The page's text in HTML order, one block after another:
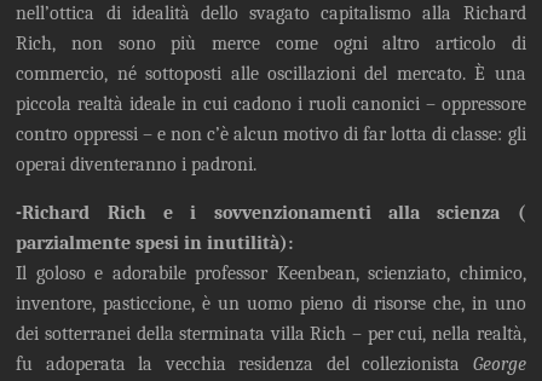
nell’ottica di idealità dello svagato capitalismo alla Richard
Rich, non sono più merce come ogni altro articolo di
commercio, né sottoposti alle oscillazioni del mercato. È una
piccola realtà ideale in cui cadono i ruoli canonici – oppressore
contro oppressi – e non c’è alcun motivo di far lotta di classe: gli
operai diventeranno i padroni.
-Richard Rich e i sovvenzionamenti alla scienza (
parzialmente spesi in inutilità):
Il goloso e adorabile professor Keenbean, scienziato, chimico,
inventore, pasticcione, è un uomo pieno di risorse che, in uno
dei sotterranei della sterminata villa Rich – per cui, nella realtà,
fu adoperata la vecchia residenza del collezionista George